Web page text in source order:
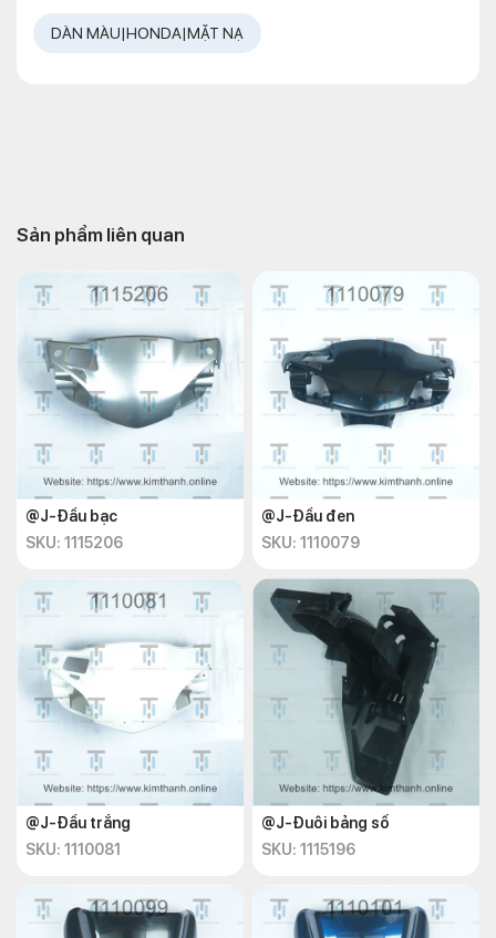
DÀN MÀU|HONDA|MẶT NẠ
Sản phẩm liên quan
@J-Đầu bạc
SKU: 1115206
@J-Đầu đen
SKU: 1110079
@J-Đầu trắng
SKU: 1110081
@J-Đuôi bảng số
SKU: 1115196